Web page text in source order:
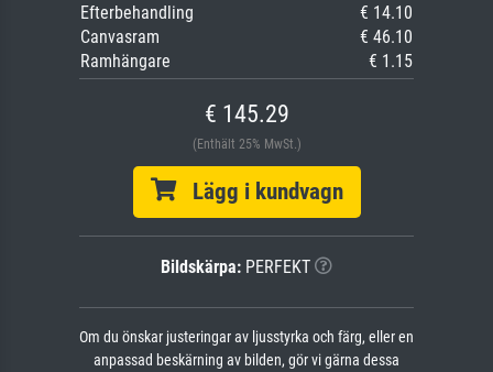
Efterbehandling
€ 14.10
Canvasram
€ 46.10
Ramhängare
€ 1.15
€ 145.29
(Enthält 25% MwSt.)
Lägg i kundvagn
Bildskärpa: PERFEKT
Om du önskar justeringar av ljusstyrka och färg, eller en
anpassad beskärning av bilden, gör vi gärna dessa